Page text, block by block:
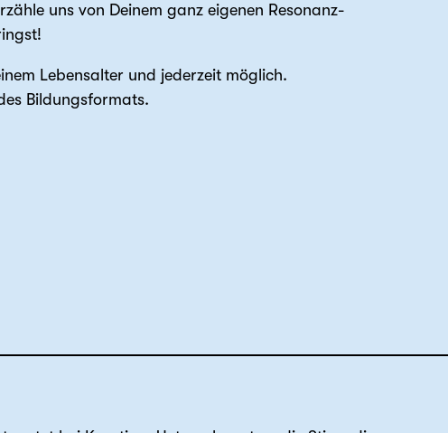
uns von Deinem ganz eigenen Resonanz-
Lebensalter und jederzeit möglich.
Bildungsformats.